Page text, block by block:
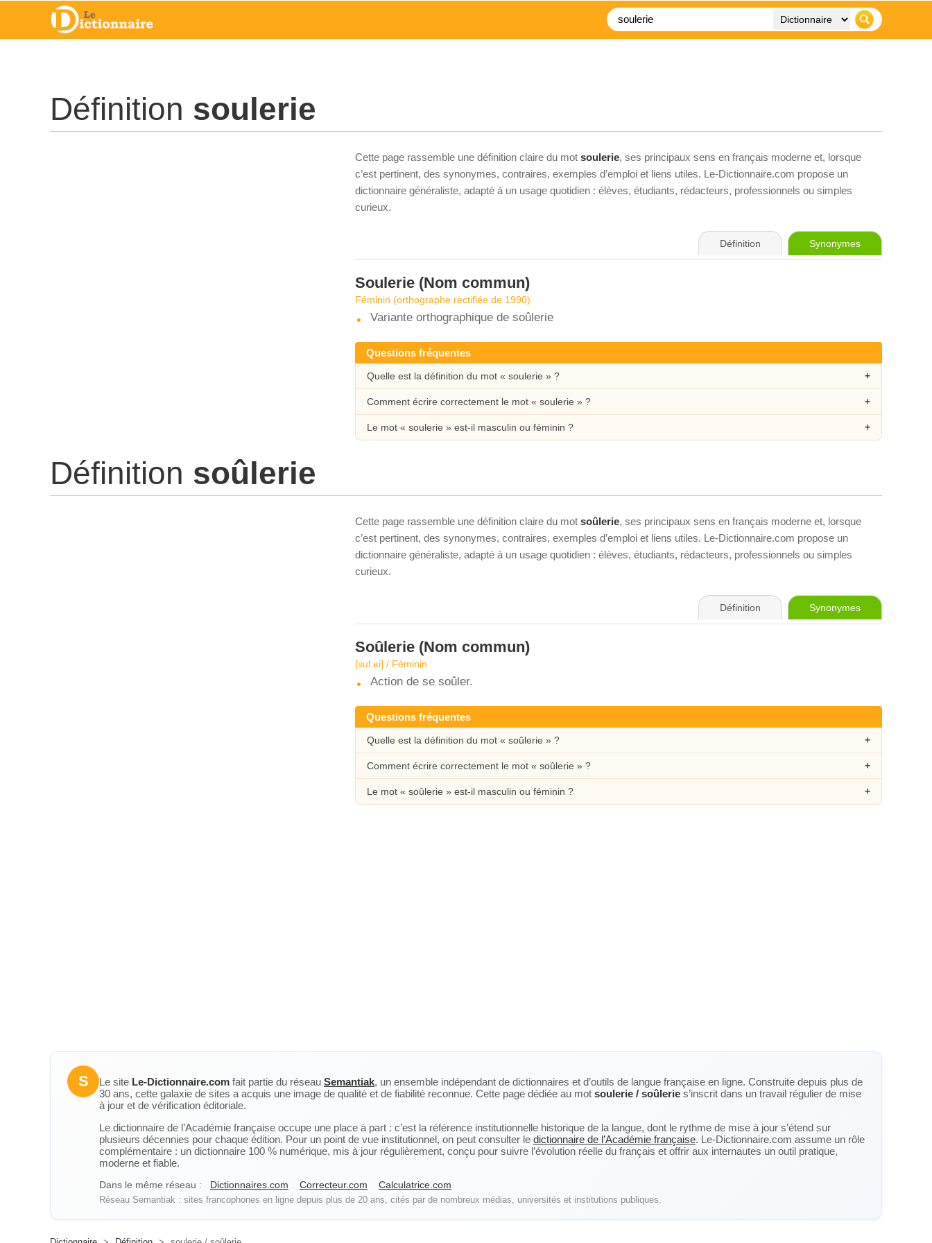
Définition soulerie
Cette page rassemble une définition claire du mot soulerie, ses principaux sens en français moderne et, lorsque
c’est pertinent, des synonymes, contraires, exemples d’emploi et liens utiles. Le-Dictionnaire.com propose un
dictionnaire généraliste, adapté à un usage quotidien : élèves, étudiants, rédacteurs, professionnels ou simples
curieux.
Définition Synonymes
Soulerie (Nom commun)
Féminin (orthographe rectifiée de 1990)
Variante orthographique de soûlerie
Questions fréquentes
Quelle est la définition du mot « soulerie » ?
Comment écrire correctement le mot « soulerie » ?
Le mot « soulerie » est-il masculin ou féminin ?
Définition soûlerie
Cette page rassemble une définition claire du mot soûlerie, ses principaux sens en français moderne et, lorsque
c’est pertinent, des synonymes, contraires, exemples d’emploi et liens utiles. Le-Dictionnaire.com propose un
dictionnaire généraliste, adapté à un usage quotidien : élèves, étudiants, rédacteurs, professionnels ou simples
curieux.
Définition Synonymes
Soûlerie (Nom commun)
[sul.ʁi] / Féminin
Action de se soûler.
Questions fréquentes
Quelle est la définition du mot « soûlerie » ?
Comment écrire correctement le mot « soûlerie » ?
Le mot « soûlerie » est-il masculin ou féminin ?
S Le site Le-Dictionnaire.com fait partie du réseau Semantiak, un ensemble indépendant de dictionnaires et d’outils de langue française en ligne. Construite depuis plus de
30 ans, cette galaxie de sites a acquis une image de qualité et de fiabilité reconnue. Cette page dédiée au mot soulerie / soûlerie s’inscrit dans un travail régulier de mise
à jour et de vérification éditoriale.
Le dictionnaire de l’Académie française occupe une place à part : c’est la référence institutionnelle historique de la langue, dont le rythme de mise à jour s’étend sur
plusieurs décennies pour chaque édition. Pour un point de vue institutionnel, on peut consulter le dictionnaire de l’Académie française. Le-Dictionnaire.com assume un rôle
complémentaire : un dictionnaire 100 % numérique, mis à jour régulièrement, conçu pour suivre l’évolution réelle du français et offrir aux internautes un outil pratique,
moderne et fiable.
Dans le même réseau : Dictionnaires.com Correcteur.com Calculatrice.com
Réseau Semantiak : sites francophones en ligne depuis plus de 20 ans, cités par de nombreux médias, universités et institutions publiques.